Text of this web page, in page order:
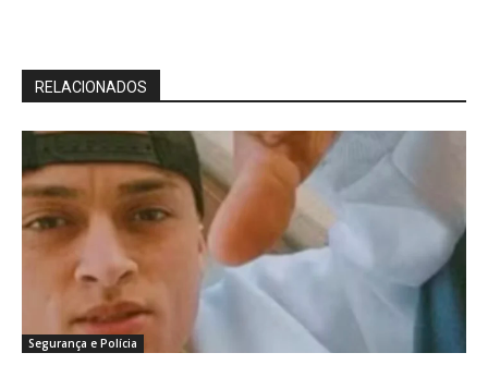
RELACIONADOS
Segurança e Polícia